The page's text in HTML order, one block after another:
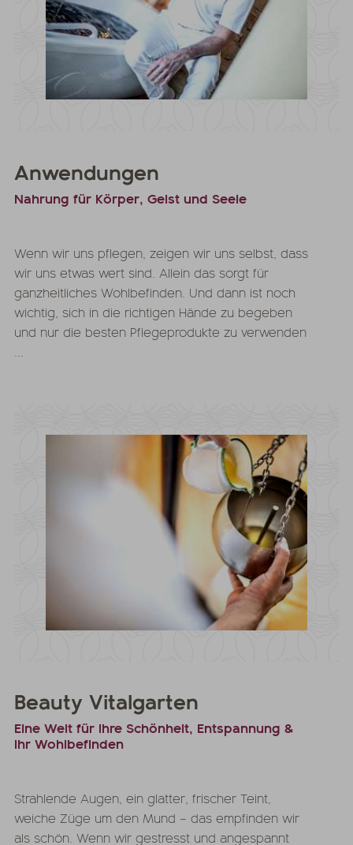
Anwendungen
Nahrung für Körper, Geist und Seele
Wenn wir uns pflegen, zeigen wir uns selbst, dass
wir uns etwas wert sind. Allein das sorgt für
ganzheitliches Wohlbefinden. Und dann ist noch
wichtig, sich in die richtigen Hände zu begeben
und nur die besten Pflegeprodukte zu verwenden
...
Beauty Vitalgarten
Eine Welt für Ihre Schönheit, Entspannung &
Ihr Wohlbefinden
Strahlende Augen, ein glatter, frischer Teint,
weiche Züge um den Mund – das empfinden wir
als schön. Wenn wir gestresst und angespannt